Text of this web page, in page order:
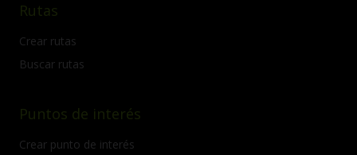
Rutas
Crear rutas
Buscar rutas
Puntos de interés
Crear punto de interés